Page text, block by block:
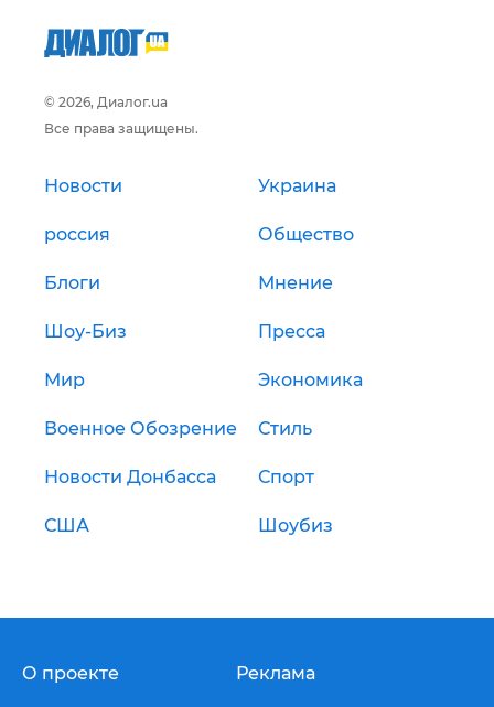
© 2026, Диалог.ua
Все права защищены.
Новости Украина
россия Общество
Блоги Мнение
Шоу-Биз Пресса
Мир Экономика
Военное Обозрение Стиль
Новости Донбасса Спорт
США Шоубиз
О проекте Реклама